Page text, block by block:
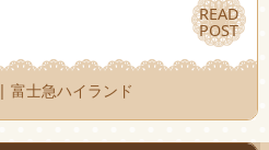
READ
POST
READ
POST
|富士急ハイランド